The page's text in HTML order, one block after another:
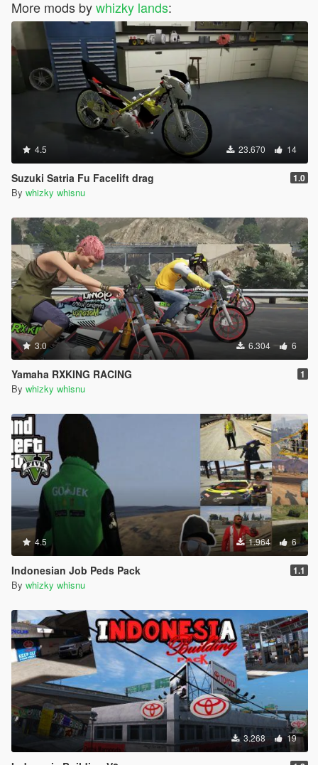
More mods bywhizky lands:
4.5 23.670 14
Suzuki Satria Fu Facelift drag 1.0
By whizky whisnu
3.0 6.304 6
Yamaha RXKING RACING 1
By whizky whisnu
4.5 1.964 6
Indonesian Job Peds Pack 1.1
By whizky whisnu
3.268 19